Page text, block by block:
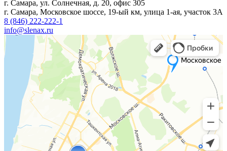
г. Самара, ул. Солнечная, д. 20, офис 305
г. Самара, Московское шоссе, 19-ый км, улица 1-ая, участок 3А
8 (846) 222-222-1
info@slenax.ru